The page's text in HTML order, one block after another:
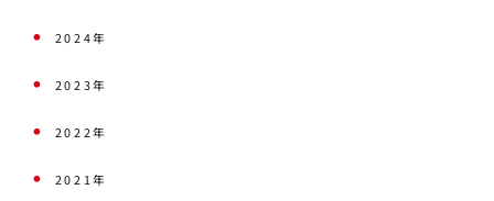
2024年
2023年
2022年
2021年